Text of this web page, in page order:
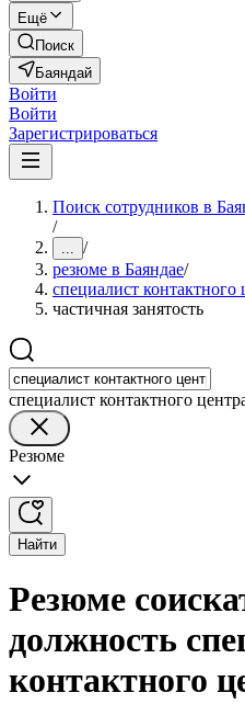
Ещё
Поиск
Баяндай
Войти
Войти
Зарегистрироваться
Поиск сотрудников в
/
... /
резюме в Баяндае/
специалист контактного
частичная занятость
специалист контактного
Резюме
Найти
Резюме
должность
контактного